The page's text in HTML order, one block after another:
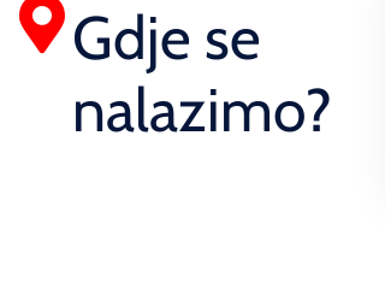
Gdje se
nalazimo?